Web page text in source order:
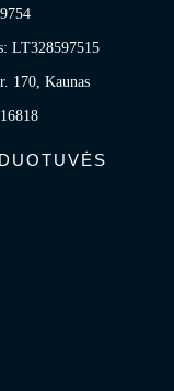
LT328597515
170, Kaunas